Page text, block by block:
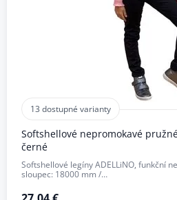
13 dostupné varianty
Softshellové nepromokavé
černé
Softshellové legíny ADELLiNO, funkční
sloupec: 18000 mm /…